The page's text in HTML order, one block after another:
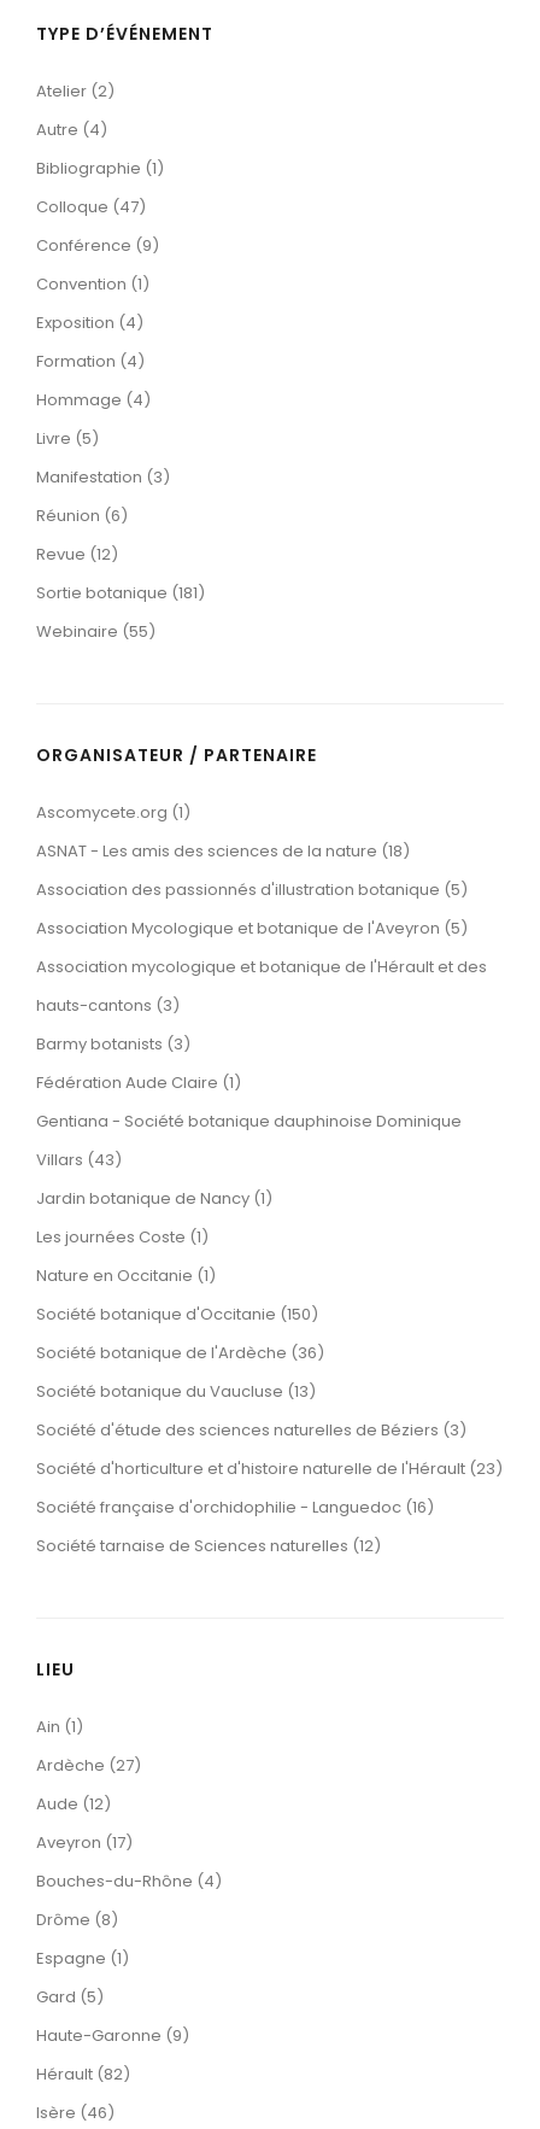
TYPE D’ÉVÉNEMENT
Atelier (2)
Autre (4)
Bibliographie (1)
Colloque (47)
Conférence (9)
Convention (1)
Exposition (4)
Formation (4)
Hommage (4)
Livre (5)
Manifestation (3)
Réunion (6)
Revue (12)
Sortie botanique (181)
Webinaire (55)
ORGANISATEUR / PARTENAIRE
Ascomycete.org (1)
ASNAT - Les amis des sciences de la nature (18)
Association des passionnés d'illustration botanique (5)
Association Mycologique et botanique de l'Aveyron (5)
Association mycologique et botanique de l'Hérault et des
hauts-cantons (3)
Barmy botanists (3)
Fédération Aude Claire (1)
Gentiana - Société botanique dauphinoise Dominique
Villars (43)
Jardin botanique de Nancy (1)
Les journées Coste (1)
Nature en Occitanie (1)
Société botanique d'Occitanie (150)
Société botanique de l'Ardèche (36)
Société botanique du Vaucluse (13)
Société d'étude des sciences naturelles de Béziers (3)
Société d'horticulture et d'histoire naturelle de l'Hérault (23)
Société française d'orchidophilie - Languedoc (16)
Société tarnaise de Sciences naturelles (12)
LIEU
Ain (1)
Ardèche (27)
Aude (12)
Aveyron (17)
Bouches-du-Rhône (4)
Drôme (8)
Espagne (1)
Gard (5)
Haute-Garonne (9)
Hérault (82)
Isère (46)